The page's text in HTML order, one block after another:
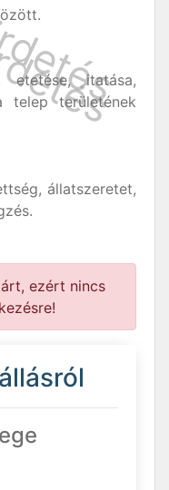
itatása,
telep területének
állatszeretet,
ezért nincs